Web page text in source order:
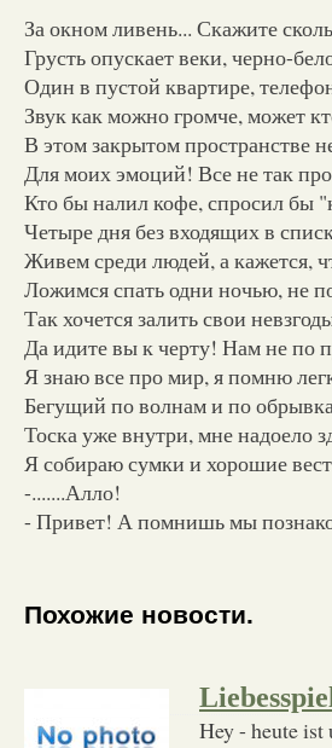
За окном ливень... Скажите
Грусть опускает веки, черно-
Один в пустой квартире,
Звук как можно громче, может
В этом закрытом пространстве
Для моих эмоций! Все не так
Кто бы налил кофе, спросил бы
Четыре дня без входящих в
Живем среди людей, а кажется,
Ложимся спать одни ночью, не
Так хочется залить свои
Да идите вы к черту! Нам не по
Я знаю все про мир, я помню
Бегущий по волнам и по
Тоска уже внутри, мне надоело
Я собираю сумки и хорошие
-.......Алло!
- Привет! А помнишь мы
Похожие новости.
Hey - heute ist